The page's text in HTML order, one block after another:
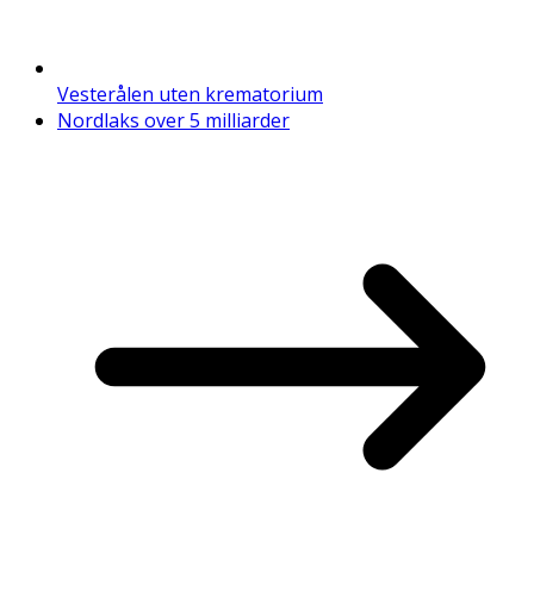
Vesterålen uten krematorium
Nordlaks over 5 milliarder